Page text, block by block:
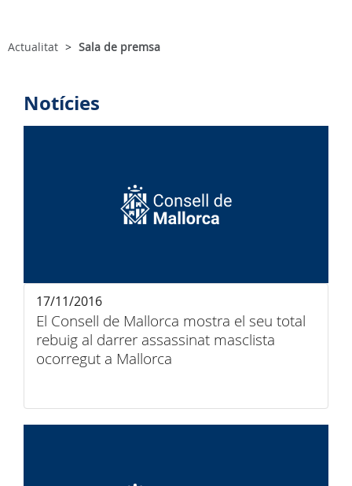
Actualitat Sala de premsa
Notícies
El Consell de Mallorca mostra el seu total
rebuig al darrer assassinat masclista
ocorregut a Mallorca
17/11/2016